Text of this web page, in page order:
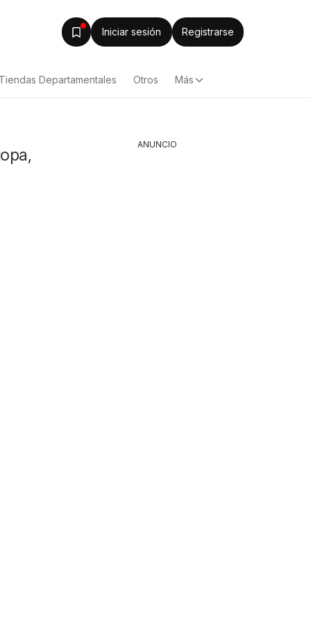
Iniciar sesión Registrarse
Tiendas Departamentales Otros Más
ANUNCIO